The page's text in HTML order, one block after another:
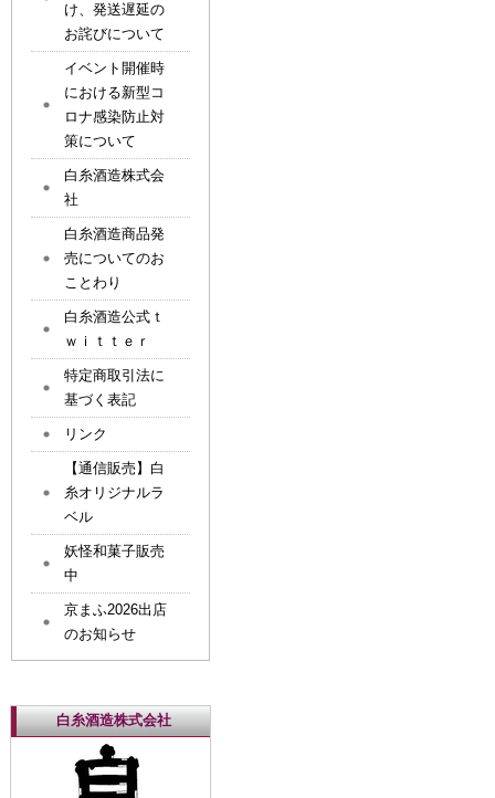
け、発送遅延の
お詫びについて
イベント開催時
における新型コ
ロナ感染防止対
策について
白糸酒造株式会
社
白糸酒造商品発
売についてのお
ことわり
白糸酒造公式ｔ
ｗｉｔｔｅｒ
特定商取引法に
基づく表記
リンク
【通信販売】白
糸オリジナルラ
ベル
妖怪和菓子販売
中
京まふ2026出店
のお知らせ
白糸酒造株式会社